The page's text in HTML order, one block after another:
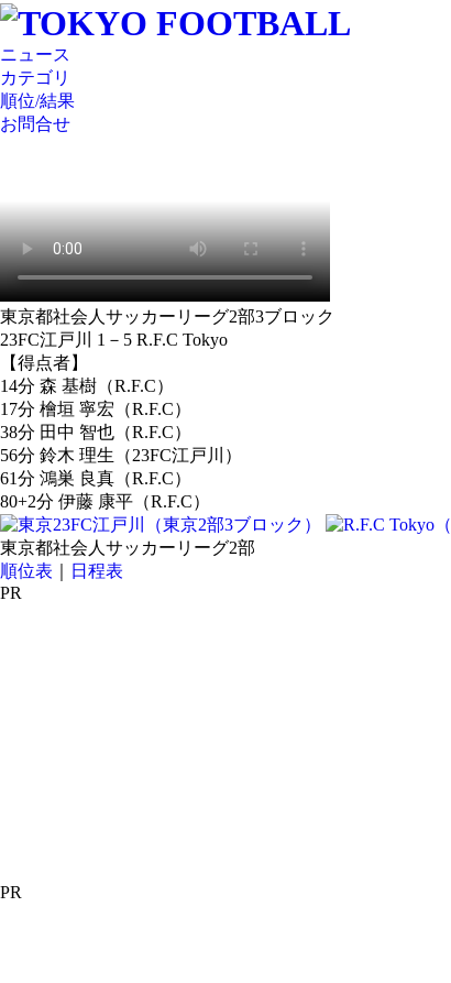
ニュース
カテゴリ
順位/結果
お問合せ
東京都社会人サッカーリーグ2部3ブロック
23FC江戸川 1－5 R.F.C Tokyo
【得点者】
14分 森 基樹（R.F.C）
17分 檜垣 寧宏（R.F.C）
38分 田中 智也（R.F.C）
56分 鈴木 理生（23FC江戸川）
61分 鴻巣 良真（R.F.C）
80+2分 伊藤 康平（R.F.C）
東京都社会人サッカーリーグ2部
順位表
日程表
PR
PR